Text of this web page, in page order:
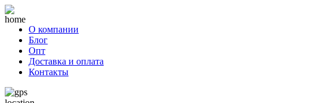
О компании
Блог
Опт
Доставка и оплата
Контакты